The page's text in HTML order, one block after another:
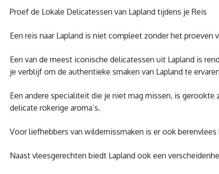
Proef de Lokale Delicatessen van Lapland tijdens je Reis
Een reis naar Lapland is niet compleet zonder het
Een van de meest iconische delicatessen uit Lapland is
je verblijf om de authentieke smaken van Lapland te
Een andere specialiteit die je niet mag missen, is
delicate rokerige aroma’s.
Voor liefhebbers van wildernissmaken is er ook
Naast vleesgerechten biedt Lapland ook een